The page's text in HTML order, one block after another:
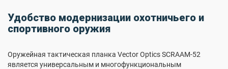
Удобство модернизации охотничьего и
спортивного оружия
Оружейная тактическая планка Vector Optics SCRAAM-52
является универсальным и многофункциональным